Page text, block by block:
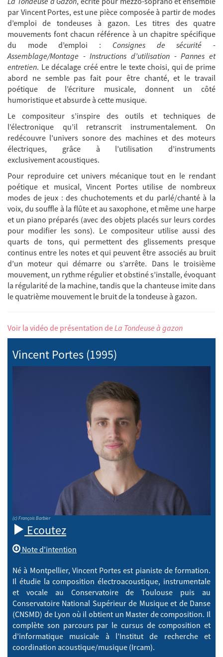
par Vincent Portes, est une pièce composée à partir de modes
d’emploi de tondeuses à gazon. Les titres des quatre
mouvements font chacun référence à un chapitre spécifique
du mode d’emploi : Consignes de sécurité -
Assemblage/Montage -Instructions d’utilisation -Pannes et
entretien. Le décalage créé entre le texte choisi, qui de prime
abord ne semble pas fait pour être chanté, et le travail
poétique de l’écriture musicale, donnent un côté
humoristique et absurde à cette musique.
Le compositeur s’inspire des outils et techniques de
l’électronique qu’il retranscrit instrumentalement. On
redécouvre l’univers sonore des machines et des moteurs
électriques, grâce à l’utilisation d’instruments
exclusivement acoustiques.
Pour reproduire cet univers mécanique tout en le rendant
poétique et musical, Vincent Portes utilise de nombreux
modes de jeux : des chuchotements et du parlé/chanté à la
voix, du souffle à la flûte et au saxophone, et même une harpe
et un piano préparés (avec des objets placés sur leurs cordes
pour modifier les sons). Le compositeur utilise aussi des
quarts de tons, qui permettent des glissements presque
continus entre les notes et qui peuvent être associés au bruit
d’un moteur qui démarre ou s’arrête. Dans le troisième
mouvement, un rythme régulier et obstiné s’installe, évoquant
la régularité de la machine, tandis que la chanteuse imite dans
le quatrième mouvement le bruit de la tondeuse à gazon.
Voir la vidéo de présentation deLa Tondeuse à gazon
Vincent Portes (1995)
(c) François Barbier
Ecoutez
Note d'intention
Né à Montpellier, Vincent Portes est pianiste de formation.
Il étudie la composition électroacoustique, instrumentale
et vocale au Conservatoire de Toulouse puis au
Conservatoire National Supérieur de Musique et de Danse
(CNSMD) de Lyon où il obtient un Master de composition. Il
complète son parcours par le cursus de composition et
d’informatique musicale à l’Institut de recherche et
coordination acoustique/musique (Ircam).